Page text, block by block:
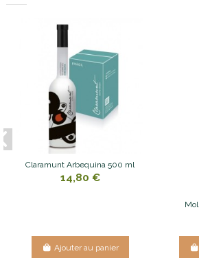
Claramunt Arbequina 500 ml
14,80 €
Ajouter au panier